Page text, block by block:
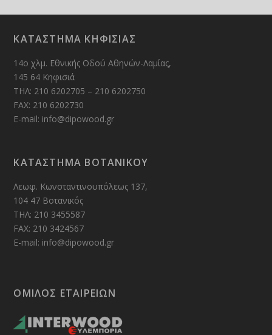
ΚΑΤΑΣΤΗΜΑ ΚΗΦΙΣΙΑΣ
14ο χλμ. Εθνικής Οδού Αθηνών-Λαμίας,
145 64 Κηφισιά
ΤΗΛ: 210 6202705 – 210 6202750
FAX: 210 6202730
E-mail: info@dipowood.gr
ΚΑΤΑΣΤΗΜΑ ΒΟΤΑΝΙΚΟΥ
Λεωφ. Κωνσταντινουπόλεως 137,
104 47 Βοτανικός
ΤΗΛ: 210 3455587
FAX: 210 3424567
E-mail: info@dipowood.gr
ΟΜΙΛΟΣ ΕΤΑΙΡΕΙΩΝ